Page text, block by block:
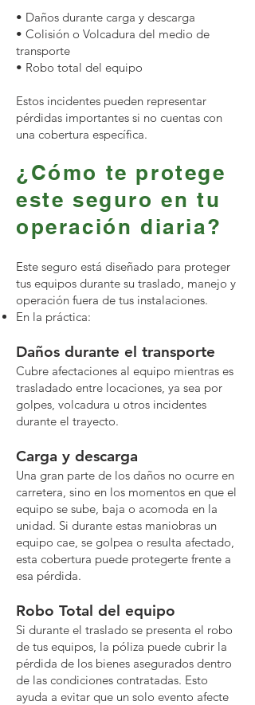
• Daños durante carga y descarga
• Colisión o Volcadura del medio de
transporte
• Robo total del equipo
Estos incidentes pueden representar
pérdidas importantes si no cuentas con
una cobertura específica.
¿Cómo te protege
este seguro en tu
operación diaria?
Este seguro está diseñado para proteger
tus equipos durante su traslado, manejo y
operación fuera de tus instalaciones.
En la práctica:
Daños durante el transporte
Cubre afectaciones al equipo mientras es
trasladado entre locaciones, ya sea por
golpes, volcadura u otros incidentes
durante el trayecto.
Carga y descarga
Una gran parte de los daños no ocurre en
carretera, sino en los momentos en que el
equipo se sube, baja o acomoda en la
unidad. Si durante estas maniobras un
equipo cae, se golpea o resulta afectado,
esta cobertura puede protegerte frente a
esa pérdida.
Robo Total del equipo
Si durante el traslado se presenta el robo
de tus equipos, la póliza puede cubrir la
pérdida de los bienes asegurados dentro
de las condiciones contratadas. Esto
ayuda a evitar que un solo evento afecte